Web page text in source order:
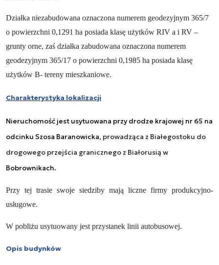
Działka niezabudowana oznaczona numerem geodezyjnym 365/7
o powierzchni 0,1291 ha posiada klasę użytków RIV a i RV –
grunty orne, zaś działka zabudowana oznaczona numerem
geodezyjnym 365/17 o powierzchni 0,1985 ha posiada klasę
użytków B- tereny mieszkaniowe.
Charakterystyka lokalizacji
Nieruchomość jest usytuowana przy drodze krajowej nr 65 na
odcinku Szosa Baranowicka, prowadząca z Białegostoku do
drogowego przejścia granicznego z Białorusią w
Bobrownikach.
Przy tej trasie swoje siedziby mają liczne firmy produkcyjno-
usługowe.
W pobliżu usytuowany jest przystanek linii autobusowej.
Opis budynków